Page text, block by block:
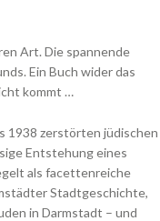
Art. Die spannende
Ein Buch wider das
kommt …
1938 zerstörten jüdischen
Entstehung eines
als facettenreiche
Stadtgeschichte,
in Darmstadt – und